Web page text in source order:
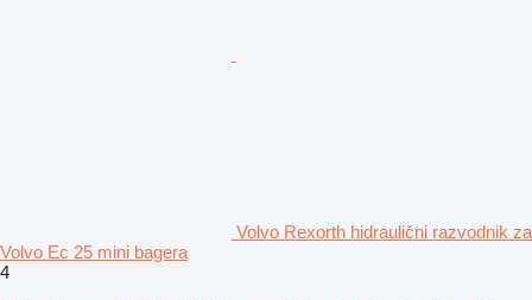
Volvo Rexorth hidraulični razvodnik za
Volvo Ec 25 mini bagera
4